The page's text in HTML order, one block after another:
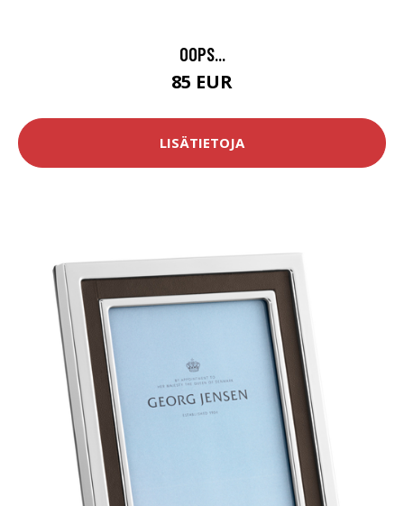
OOPS...
85 EUR
LISÄTIETOJA